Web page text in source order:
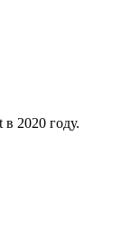
2020 году.